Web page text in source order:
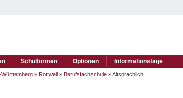
Schulformen Optionen Informationstage
Württemberg » Rottweil » Berufsfachschule » Altsprachlich